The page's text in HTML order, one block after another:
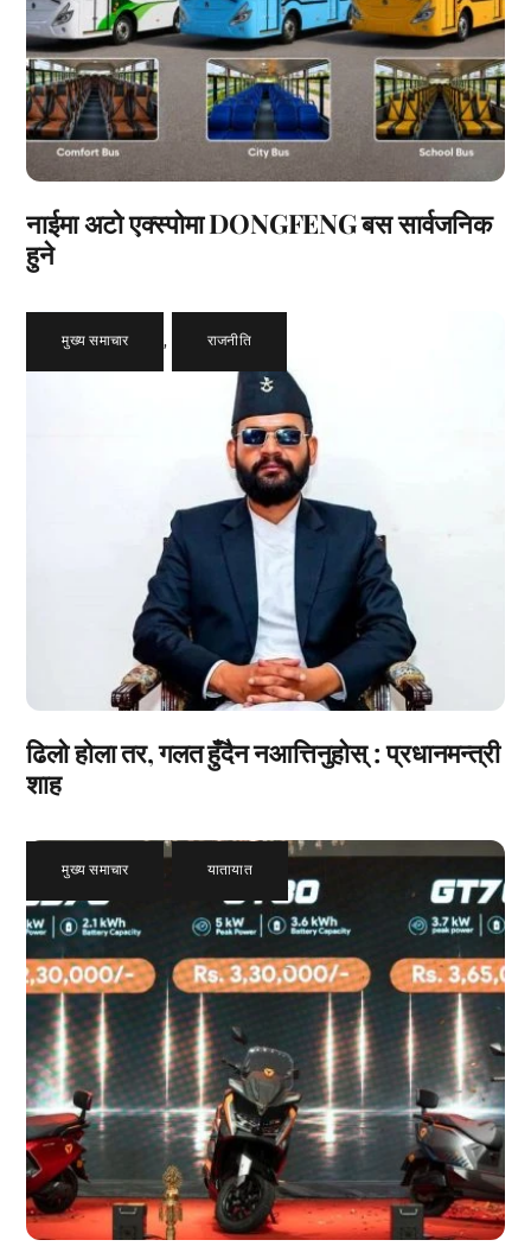
नाईमा अटो एक्स्पोमा DONGFENG बस सार्वजनिक
हुने
मुख्य समाचार , राजनीति
ढिलो होला तर, गलत हुँदैन नआत्तिनुहोस् : प्रधानमन्त्री
शाह
मुख्य समाचार यातायात